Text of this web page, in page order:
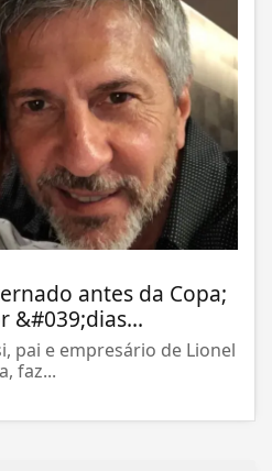
antes da Copa;
&#039;dias...
pai e empresário de Lionel
faz...